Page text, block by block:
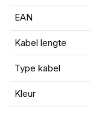
EAN
Kabel lengte
Type kabel
Kleur